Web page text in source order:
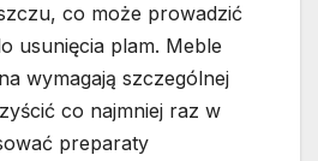
co może prowadzić
usunięcia plam. Meble
wymagają szczególnej
co najmniej raz w
preparaty